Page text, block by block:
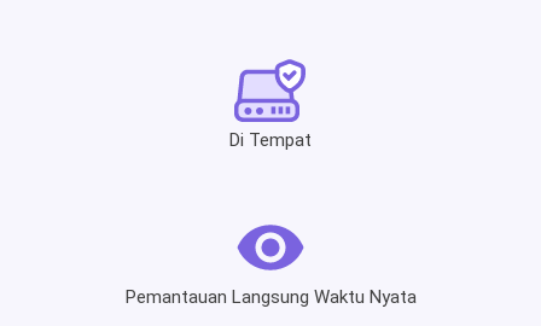
Di Tempat
Pemantauan Langsung Waktu Nyata